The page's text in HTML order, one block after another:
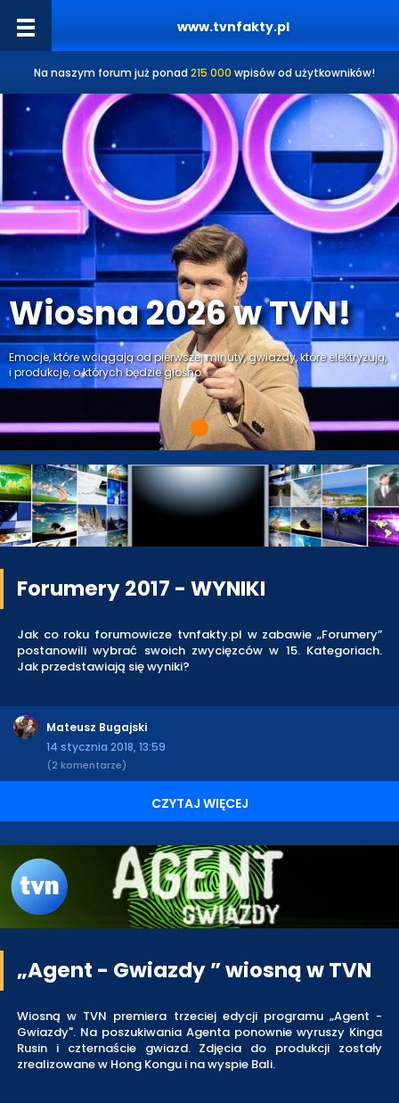
www.tvnfakty.pl
Na naszym forum już ponad 215 000 wpisów od użytkowników!
Wiosna 2026 w TVN!
Emocje, które wciągają od pierwszej minuty, gwiazdy, które elektryzują,
i produkcje, o których będzie głośno.
Forumery 2017 - WYNIKI
Jak co roku forumowicze tvnfakty.pl w zabawie „Forumery”
postanowili wybrać swoich zwycięzców w 15. Kategoriach.
Jak przedstawiają się wyniki?
Mateusz Bugajski
14 stycznia 2018, 13:59
(2 komentarze)
CZYTAJ WIĘCEJ
„Agent - Gwiazdy ” wiosną w TVN
Wiosną w TVN premiera trzeciej edycji programu „Agent -
Gwiazdy". Na poszukiwania Agenta ponownie wyruszy Kinga
Rusin i czternaście gwiazd. Zdjęcia do produkcji zostały
zrealizowane w Hong Kongu i na wyspie Bali.